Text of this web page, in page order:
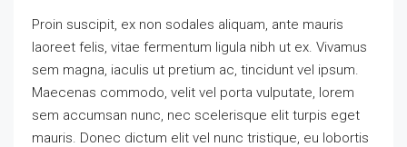
Proin suscipit, ex non sodales aliquam, ante mauris
laoreet felis, vitae fermentum ligula nibh ut ex. Vivamus
sem magna, iaculis ut pretium ac, tincidunt vel ipsum.
Maecenas commodo, velit vel porta vulputate, lorem
sem accumsan nunc, nec scelerisque elit turpis eget
mauris. Donec dictum elit vel nunc tristique, eu lobortis